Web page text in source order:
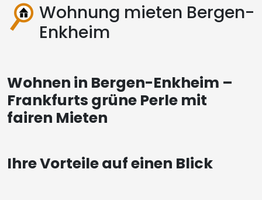
Wohnung mieten Bergen-
Enkheim
Wohnen in Bergen-Enkheim –
Frankfurts grüne Perle mit
fairen Mieten
Ihre Vorteile auf einen Blick